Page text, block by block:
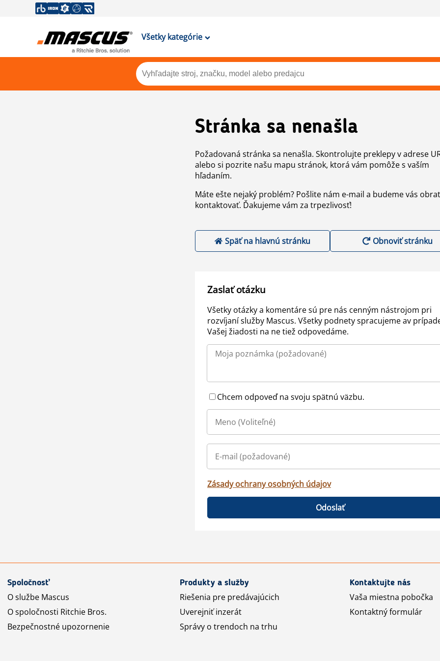
Všetky kategórie
Stránka sa nenašla
Požadovaná stránka sa nenašla. Skontrolujte preklepy v adrese
alebo si pozrite našu mapu stránok, ktorá vám pomôže s vaším
hľadaním.
Máte ešte nejaký problém? Pošlite nám e-mail a budeme vás
kontaktovať. Ďakujeme vám za trpezlivosť!
Späť na hlavnú stránku Obnoviť stránku
Zaslať otázku
Všetky otázky a komentáre sú pre nás cenným nástrojom pri
rozvíjaní služby Mascus. Všetky podnety spracujeme av
Vašej žiadosti na ne tiež odpovedáme.
Chcem odpoveď na svoju spätnú väzbu.
Zásady ochrany osobných údajov
Odoslať
Spoločnosť
O službe Mascus
O spoločnosti Ritchie Bros.
Bezpečnostné upozornenie
Produkty a služby
Riešenia pre predávajúcich
Uverejniť inzerát
Správy o trendoch na trhu
Kontaktujte nás
Vaša miestna pobočka
Kontaktný formulár